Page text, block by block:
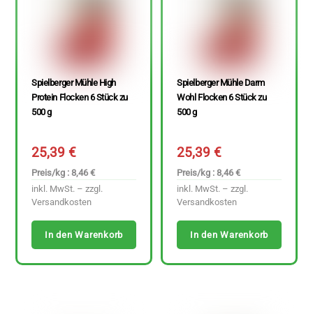
Spielberger Mühle High
Protein Flocken 6 Stück zu
500 g
25,39€
Preis/kg : 8,46 €
inkl. MwSt. – zzgl.
Versandkosten
In den Warenkorb
Spielberger Mühle Darm
Wohl Flocken 6 Stück zu
500 g
25,39€
Preis/kg : 8,46 €
inkl. MwSt. – zzgl.
Versandkosten
In den Warenkorb